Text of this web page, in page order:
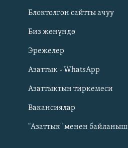
Русский
ОНЛАЙН ШЕРИНЕ
Блоктолгон сайтты ачуу
Биз жөнүндө
Эрежелер
Азаттык - WhatsApp
Азаттыктын тиркемеси
Вакансиялар
"Азаттык" менен байланыш